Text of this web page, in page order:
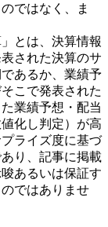
ではなく、ま
とは、決算情報
された決算のサ
あるか、業績予
こで発表された
業績予想・配当
化し判定）が高
ライズ度に基づ
り、記事に掲載
あるいは保証す
ではありませ